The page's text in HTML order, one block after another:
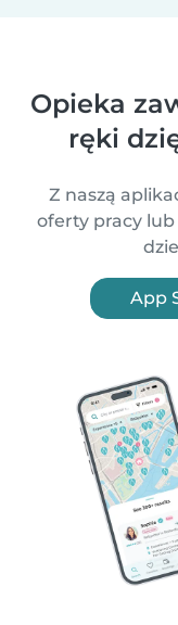
Opieka
ręki
Z naszą
oferty pracy
App